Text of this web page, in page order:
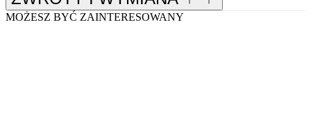
MOŻESZ BYĆ ZAINTERESOWANY